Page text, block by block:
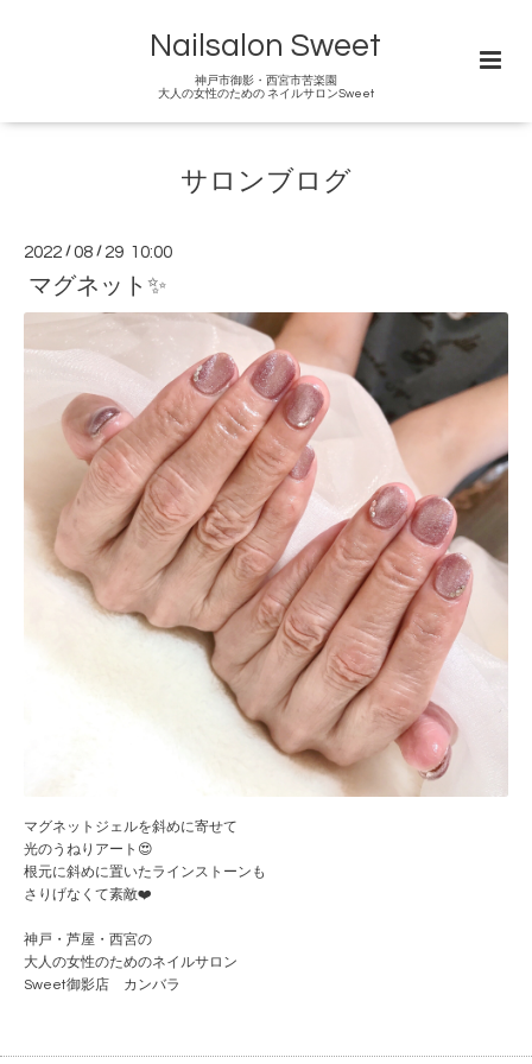
Nailsalon Sweet
神戸市御影・西宮市苦楽園
大人の女性のための ネイルサロンSweet
サロンブログ
2022 /08 / 29 10:00
マグネット✨
マグネットジェルを斜めに寄せて
光のうねりアート😍
根元に斜めに置いたラインストーンも
さりげなくて素敵❤️
神戸・芦屋・西宮の
大人の女性のためのネイルサロン
Sweet御影店 カンバラ